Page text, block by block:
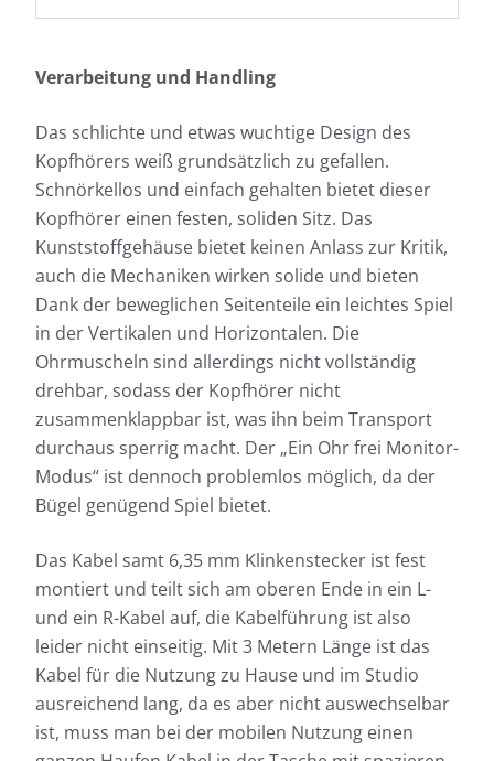
Verarbeitung und Handling
Das schlichte und etwas wuchtige Design des
Kopfhörers weiß grundsätzlich zu gefallen.
Schnörkellos und einfach gehalten bietet dieser
Kopfhörer einen festen, soliden Sitz. Das
Kunststoffgehäuse bietet keinen Anlass zur Kritik,
auch die Mechaniken wirken solide und bieten
Dank der beweglichen Seitenteile ein leichtes Spiel
in der Vertikalen und Horizontalen. Die
Ohrmuscheln sind allerdings nicht vollständig
drehbar, sodass der Kopfhörer nicht
zusammenklappbar ist, was ihn beim Transport
durchaus sperrig macht. Der „Ein Ohr frei Monitor-
Modus“ ist dennoch problemlos möglich, da der
Bügel genügend Spiel bietet.
Das Kabel samt 6,35 mm Klinkenstecker ist fest
montiert und teilt sich am oberen Ende in ein L-
und ein R-Kabel auf, die Kabelführung ist also
leider nicht einseitig. Mit 3 Metern Länge ist das
Kabel für die Nutzung zu Hause und im Studio
ausreichend lang, da es aber nicht auswechselbar
ist, muss man bei der mobilen Nutzung einen